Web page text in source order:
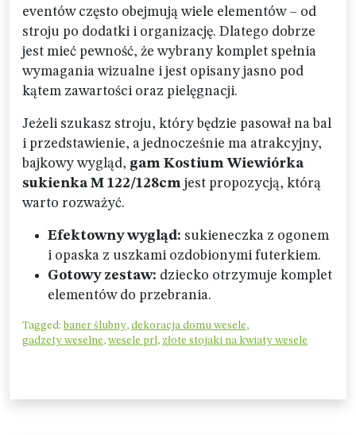
eventów często obejmują wiele elementów – od
stroju po dodatki i organizację. Dlatego dobrze
jest mieć pewność, że wybrany komplet spełnia
wymagania wizualne i jest opisany jasno pod
kątem zawartości oraz pielęgnacji.
Jeżeli szukasz stroju, który będzie pasował na bal
i przedstawienie, a jednocześnie ma atrakcyjny,
bajkowy wygląd, gam Kostium Wiewiórka
sukienka M 122/128cm jest propozycją, którą
warto rozważyć.
Efektowny wygląd: sukieneczka z ogonem
i opaska z uszkami ozdobionymi futerkiem.
Gotowy zestaw: dziecko otrzymuje komplet
elementów do przebrania.
Tagged: baner ślubny, dekoracja domu wesele,
gadzety weselne, wesele prl, złote stojaki na kwiaty wesele